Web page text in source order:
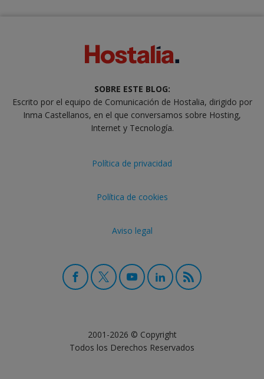
SOBRE ESTE BLOG:
Escrito por el equipo de Comunicación de Hostalia, dirigido por
Inma Castellanos, en el que conversamos sobre Hosting,
Internet y Tecnología.
Política de privacidad
Política de cookies
Aviso legal
2001-2026 © Copyright
Todos los Derechos Reservados